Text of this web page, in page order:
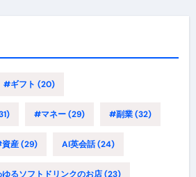
#ギフト (20)
#マネー(29) #副業(32)
産(29) AI英会話(24)
ゆるソフトドリンクのお店(23)